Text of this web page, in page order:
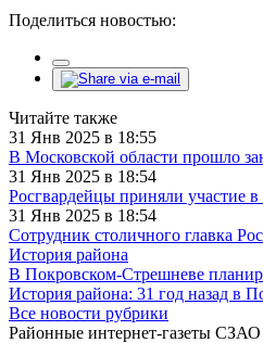
Поделиться новостью:
Читайте также
31 Янв 2025 в 18:55
В Московской области прошло
31 Янв 2025 в 18:54
Росгвардейцы приняли участие
31 Янв 2025 в 18:54
Сотрудник столичного главка
История района
В Покровском-Стрешневе
История района: 31 год назад в
Все новости рубрики
Районные интернет-газеты СЗАО